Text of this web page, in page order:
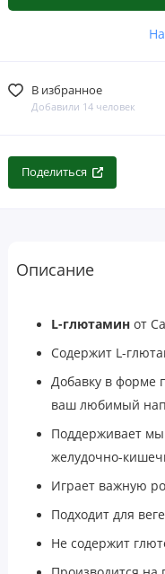
В избранное
Добавили 14 человек
Поделиться
Описание
L-глютамин от
Содержит L-
Добавку в форме
ваш любимый
Поддерживает
желудочно-
Играет важную
Подходит для
Не содержит